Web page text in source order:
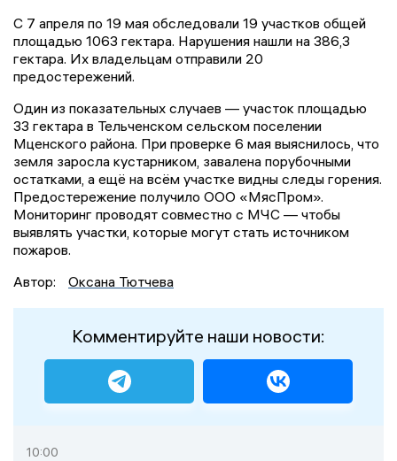
С 7 апреля по 19 мая обследовали 19 участков общей
площадью 1063 гектара. Нарушения нашли на 386,3
гектара. Их владельцам отправили 20
предостережений.
Один из показательных случаев — участок площадью
33 гектара в Тельченском сельском поселении
Мценского района. При проверке 6 мая выяснилось, что
земля заросла кустарником, завалена порубочными
остатками, а ещё на всём участке видны следы горения.
Предостережение получило ООО «МясПром».
Мониторинг проводят совместно с МЧС — чтобы
выявлять участки, которые могут стать источником
пожаров.
Автор:
Оксана Тютчева
Комментируйте наши новости:
10:00